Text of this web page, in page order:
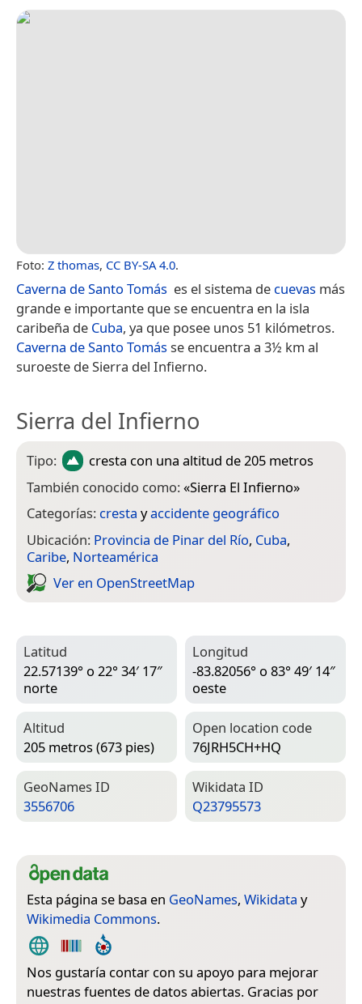
Foto: Z thomas, CC BY-SA 4.0.
Caverna de Santo Tomás ​ es el sistema de cuevas más
grande e importante que se encuentra en la isla
caribeña de Cuba, ya que posee unos 51 kilómetros.
Caverna de Santo Tomásse encuentra a 3½ km al
suroeste de Sierra del Infierno.
Sierra del Infierno
Tipo: cresta con una altitud de 205 metros
También conocido como:«Sierra El Infierno»
Categorías: cresta yaccidente geográfico
Ubicación: Provincia de Pinar del Río, Cuba,
Caribe, Norteamérica
Ver en Open­Street­Map
Latitud
22.57139° o 22° 34′ 17″
norte
Longitud
-83.82056° o 83° 49′ 14″
oeste
Altitud
205 metros (673 pies)
Open location code
76JRH5CH+HQ
Geo­Names ID
3556706
Wiki­data ID
Q23795573
Esta página se basa en GeoNames, Wikidata y
Wikimedia Commons.
Nos gustaría contar con su apoyo para mejorar
nuestras fuentes de datos abiertas. Gracias por